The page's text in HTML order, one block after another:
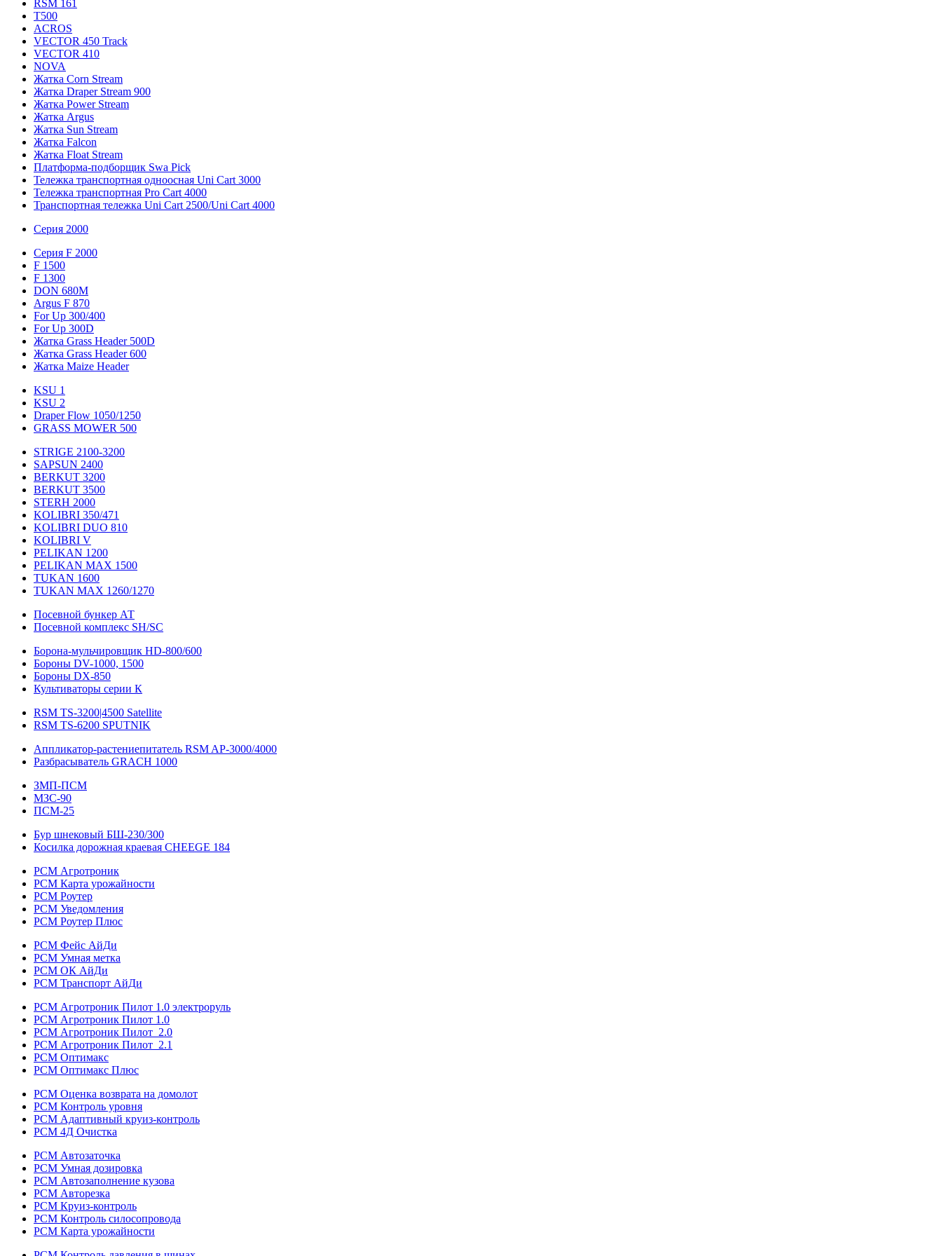
RSM 161
T500
ACROS
VECTOR 450 Track
VECTOR 410
NOVA
Жатка Corn Stream
Жатка Draper Stream 900
Жатка Power Stream
Жатка Argus
Жатка Sun Stream
Жатка Falcon
Жатка Floаt Stream
Платформа-подборщик Swa Pick
Тележка транспортная одноосная Uni Cart 3000
Тележка транспортная Pro Cart 4000
Транспортная тележка Uni Cart 2500/Uni Cart 4000
Серия 2000
Серия F 2000
F 1500
F 1300
DON 680M
Argus F 870
For Up 300/400
For Up 300D
Жатка Grass Header 500D
Жатка Grass Header 600
Жатка Maize Header
KSU 1
KSU 2
Draper Flow 1050/1250
GRASS MOWER 500
STRIGE 2100-3200
SAPSUN 2400
BERKUT 3200
BERKUT 3500
STERH 2000
KOLIBRI 350/471
KOLIBRI DUO 810
KOLIBRI V
PELIKAN 1200
PELIKAN MAX 1500
TUKAN 1600
TUKAN MAX 1260/1270
Посевной бункер АТ
Посевной комплекс SH/SC
Борона-мульчировщик HD-800/600
Бороны DV-1000, 1500
Бороны DX-850
Культиваторы серии К
RSM TS-3200|4500 Satellite
RSM TS-6200 SPUTNIK
Аппликатор-растениепитатель RSM AP-3000/4000
Разбрасыватель GRACH 1000
ЗМП-ПСМ
МЗС-90
ПСМ-25
Бур шнековый БШ-230/300
Косилка дорожная краевая CHEEGE 184
РСМ Агротроник
РСМ Карта урожайности
РСМ Роутер
РСМ Уведомления
РСМ Роутер Плюс
РСМ Фейс АйДи
РСМ Умная метка
РСМ ОК АйДи
РСМ Транспорт АйДи
РСМ Агротроник Пилот 1.0 электроруль
РСМ Агротроник Пилот 1.0
РСМ Агротроник Пилот 2.0
РСМ Агротроник Пилот 2.1
РСМ Оптимакс
РСМ Оптимакс Плюс
РСМ Оценка возврата на домолот
РСМ Контроль уровня
РСМ Адаптивный круиз-контроль
РСМ 4Д Очистка
РСМ Автозаточка
РСМ Умная дозировка
РСМ Автозаполнение кузова
РСМ Авторезка
РСМ Круиз-контроль
РСМ Контроль силосопровода
РСМ Карта урожайности